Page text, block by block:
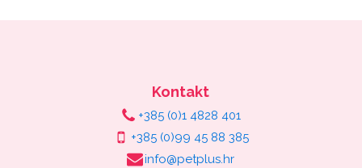
Kontakt
+385 (0)1 4828 401
+385 (0)99 45 88 385
info@petplus.hr